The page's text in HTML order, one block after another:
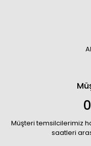
Müşteri temsilcilerimiz
saatleri